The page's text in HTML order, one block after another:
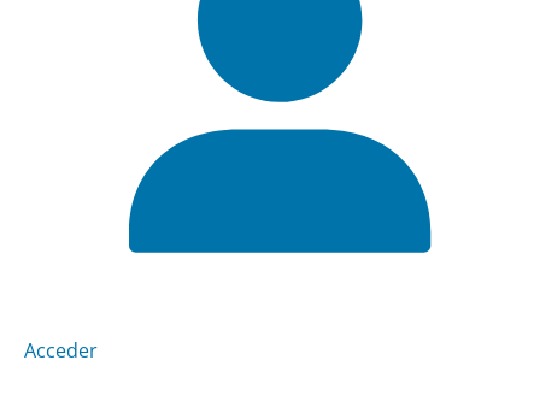
Acceder